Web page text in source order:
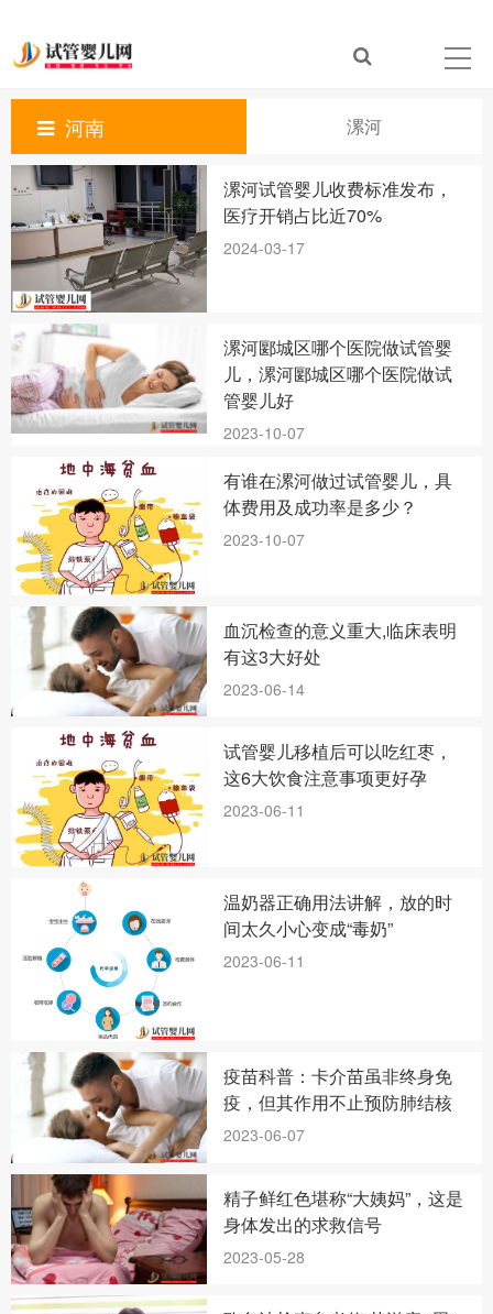
河南 漯河
漯河试管婴儿收费标准发布，
医疗开销占比近70%
2024-03-17
漯河郾城区哪个医院做试管婴
儿，漯河郾城区哪个医院做试
管婴儿好
2023-10-07
有谁在漯河做过试管婴儿，具
体费用及成功率是多少？
2023-10-07
血沉检查的意义重大,临床表明
有这3大好处
2023-06-14
试管婴儿移植后可以吃红枣，
这6大饮食注意事项更好孕
2023-06-11
温奶器正确用法讲解，放的时
间太久小心变成“毒奶”
2023-06-11
疫苗科普：卡介苗虽非终身免
疫，但其作用不止预防肺结核
2023-06-07
精子鲜红色堪称“大姨妈”，这是
身体发出的求救信号
2023-05-28